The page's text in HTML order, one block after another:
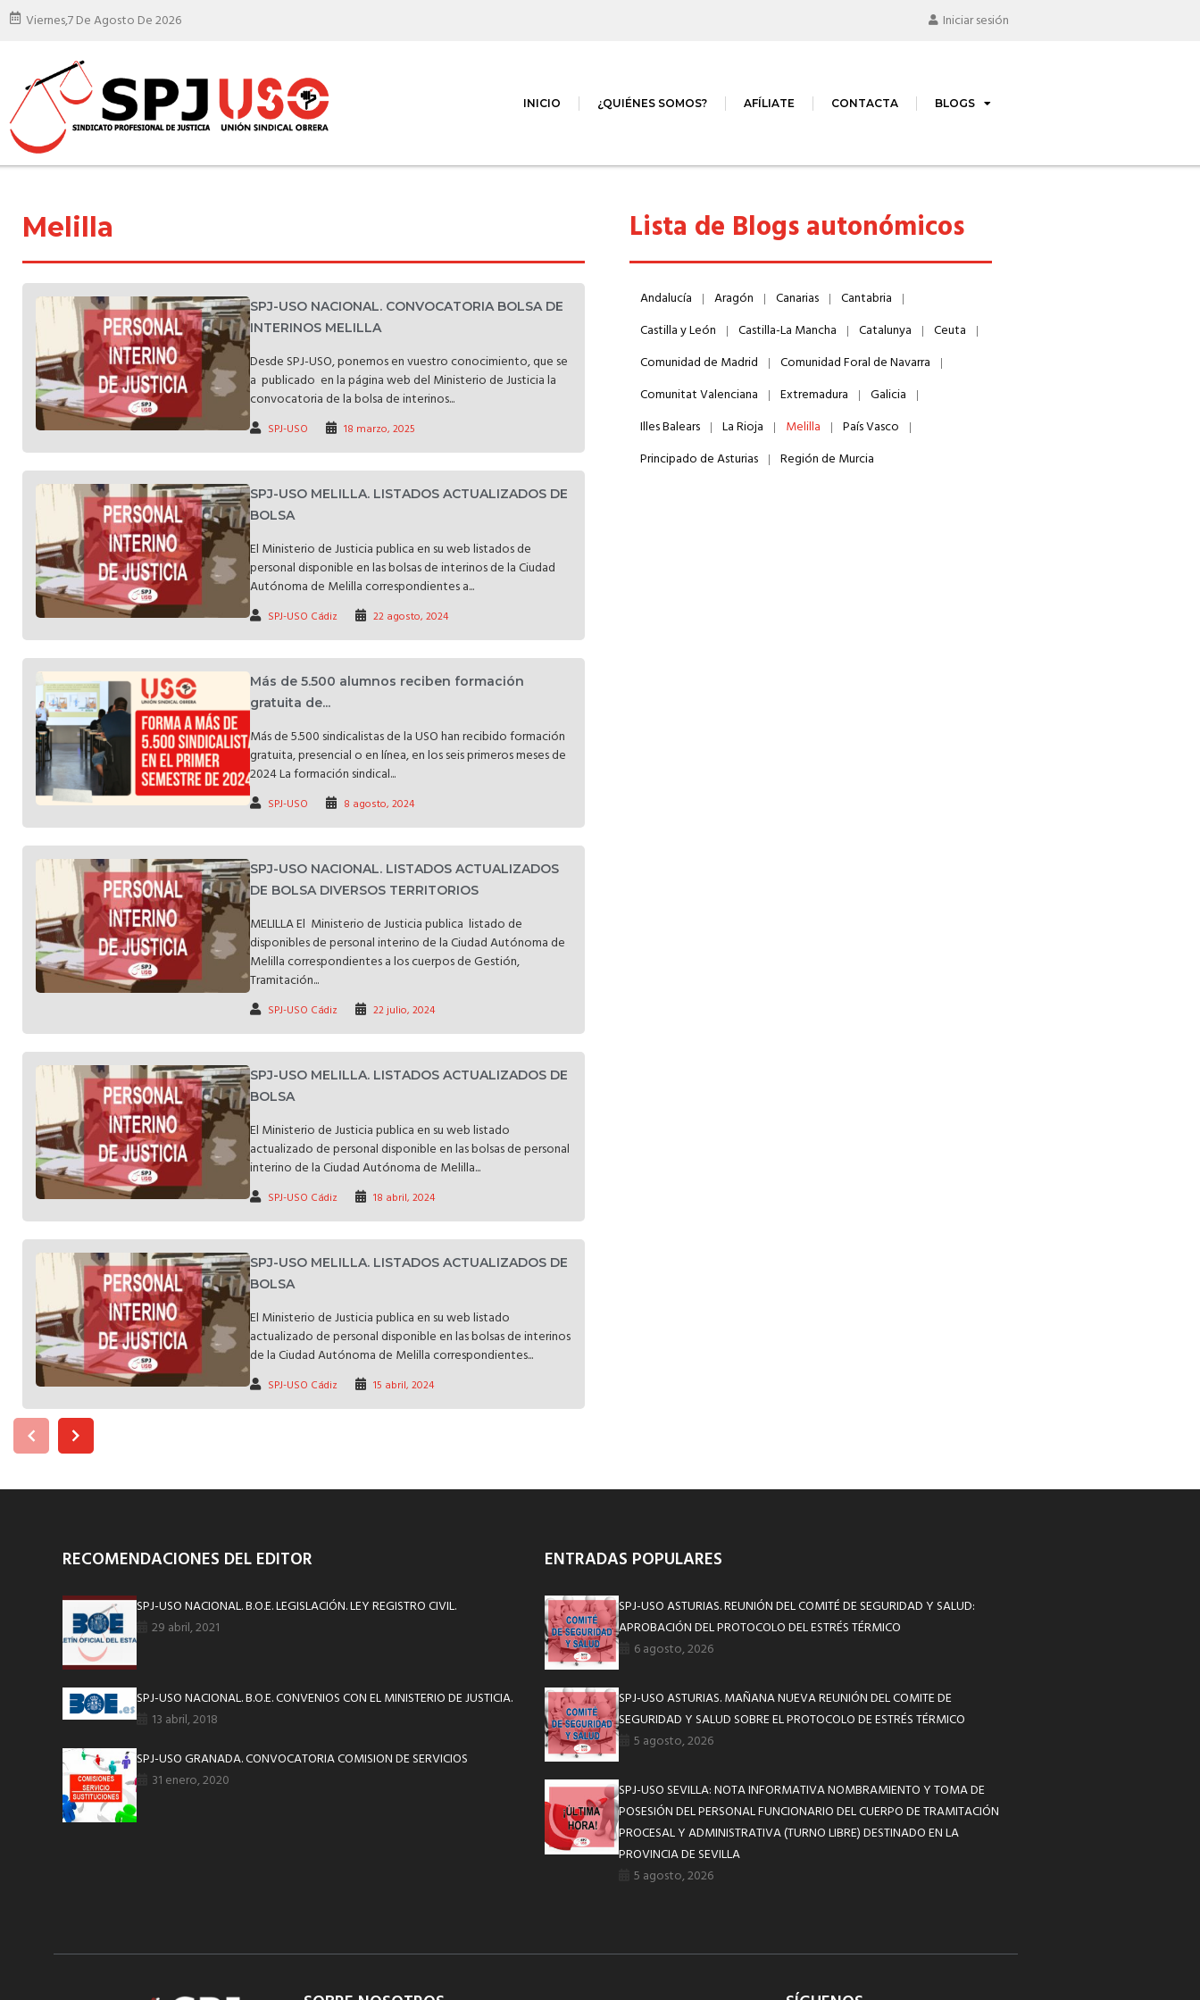
Viernes,7 De Agosto De 2026 Iniciar sesión
INICIO ¿QUIÉNES SOMOS? AFÍLIATE CONTACTA BLOGS
Melilla
SPJ-USO NACIONAL. CONVOCATORIA BOLSA DE
INTERINOS MELILLA
Desde SPJ-USO, ponemos en vuestro conocimiento, que se
a publicado en la página web del Ministerio de Justicia la
convocatoria de la bolsa de interinos...
SPJ-USO 18 marzo, 2025
SPJ-USO MELILLA. LISTADOS ACTUALIZADOS DE
BOLSA
El Ministerio de Justicia publica en su web listados de
personal disponible en las bolsas de interinos de la Ciudad
Autónoma de Melilla correspondientes a...
SPJ-USO Cádiz 22 agosto, 2024
Más de 5.500 alumnos reciben formación
gratuita de...
Más de 5.500 sindicalistas de la USO han recibido formación
gratuita, presencial o en línea, en los seis primeros meses de
2024 La formación sindical...
SPJ-USO 8 agosto, 2024
SPJ-USO NACIONAL. LISTADOS ACTUALIZADOS
DE BOLSA DIVERSOS TERRITORIOS
MELILLA El Ministerio de Justicia publica listado de
disponibles de personal interino de la Ciudad Autónoma de
Melilla correspondientes a los cuerpos de Gestión,
Tramitación...
SPJ-USO Cádiz 22 julio, 2024
SPJ-USO MELILLA. LISTADOS ACTUALIZADOS DE
BOLSA
El Ministerio de Justicia publica en su web listado
actualizado de personal disponible en las bolsas de personal
interino de la Ciudad Autónoma de Melilla...
SPJ-USO Cádiz 18 abril, 2024
SPJ-USO MELILLA. LISTADOS ACTUALIZADOS DE
BOLSA
El Ministerio de Justicia publica en su web listado
actualizado de personal disponible en las bolsas de interinos
de la Ciudad Autónoma de Melilla correspondientes...
SPJ-USO Cádiz 15 abril, 2024
Lista de Blogs autonómicos
Andalucía Aragón Canarias
Cantabria
Castilla y León
Castilla-La Mancha Catalunya
Ceuta
Comunidad de Madrid
Comunidad Foral de Navarra
Comunitat Valenciana
Extremadura
Galicia
Illes Balears
La Rioja Melilla
País Vasco
Principado de Asturias
Región de Murcia
RECOMENDACIONES DEL EDITOR
SPJ-USO NACIONAL. B.O.E. LEGISLACIÓN. LEY REGISTRO CIVIL.
29 abril, 2021
SPJ-USO NACIONAL. B.O.E. CONVENIOS CON EL MINISTERIO DE JUSTICIA.
13 abril, 2018
SPJ-USO GRANADA. CONVOCATORIA COMISION DE SERVICIOS
31 enero, 2020
ENTRADAS POPULARES
SPJ-USO ASTURIAS. REUNIÓN DEL COMITÉ DE SEGURIDAD Y SALUD:
APROBACIÓN DEL PROTOCOLO DEL ESTRÉS TÉRMICO
6 agosto, 2026
SPJ-USO ASTURIAS. MAÑANA NUEVA REUNIÓN DEL COMITE DE
SEGURIDAD Y SALUD SOBRE EL PROTOCOLO DE ESTRÉS TÉRMICO
5 agosto, 2026
SPJ-USO SEVILLA: NOTA INFORMATIVA NOMBRAMIENTO Y TOMA DE
POSESIÓN DEL PERSONAL FUNCIONARIO DEL CUERPO DE TRAMITACIÓN
PROCESAL Y ADMINISTRATIVA (TURNO LIBRE) DESTINADO EN LA
PROVINCIA DE SEVILLA
5 agosto, 2026